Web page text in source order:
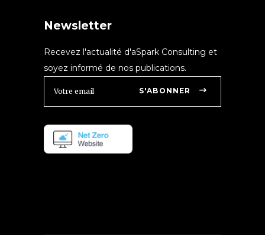
Newsletter
Recevez l'actualité d'aSpark Consulting et
soyez informé de nos publications.
S'ABONNER